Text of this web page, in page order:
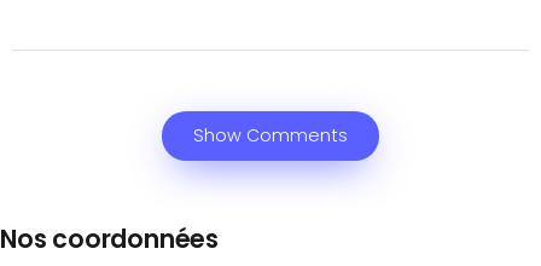
Show Comments
Nos coordonnées